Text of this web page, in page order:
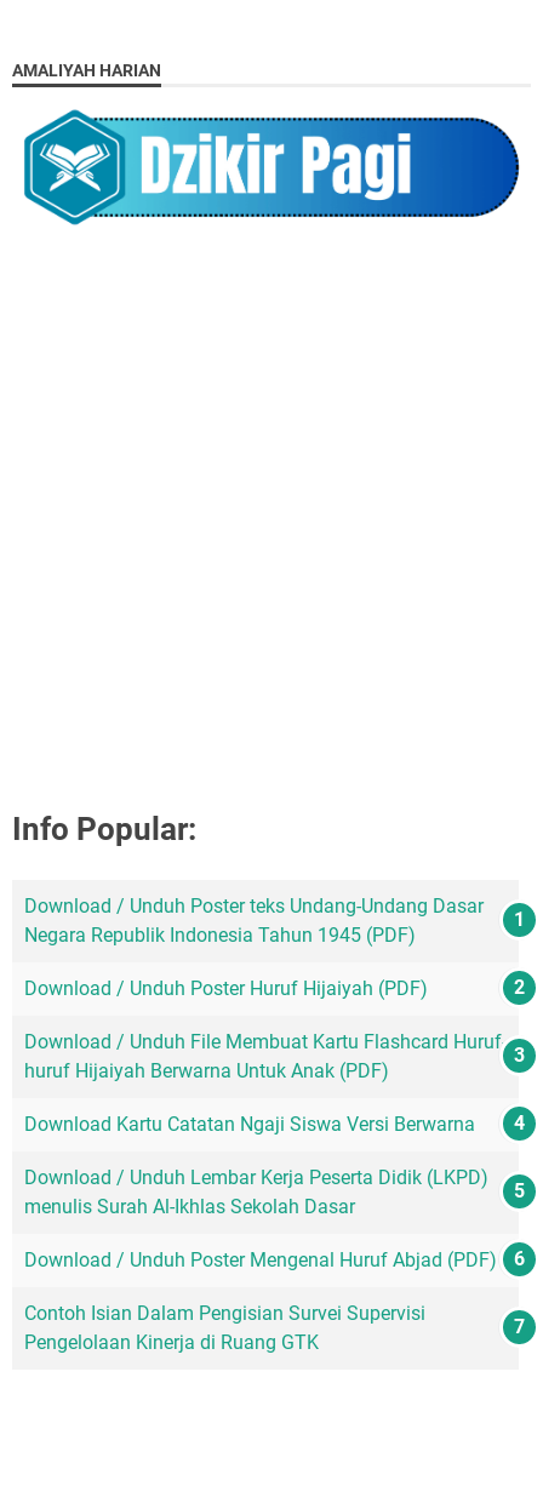
AMALIYAH HARIAN
Info Popular:
Download / Unduh Poster teks Undang-Undang Dasar
Negara Republik Indonesia Tahun 1945 (PDF)
Download / Unduh Poster Huruf Hijaiyah (PDF)
Download / Unduh File Membuat Kartu Flashcard Huruf-
huruf Hijaiyah Berwarna Untuk Anak (PDF)
Download Kartu Catatan Ngaji Siswa Versi Berwarna
Download / Unduh Lembar Kerja Peserta Didik (LKPD)
menulis Surah Al-Ikhlas Sekolah Dasar
Download / Unduh Poster Mengenal Huruf Abjad (PDF)
Contoh Isian Dalam Pengisian Survei Supervisi
Pengelolaan Kinerja di Ruang GTK